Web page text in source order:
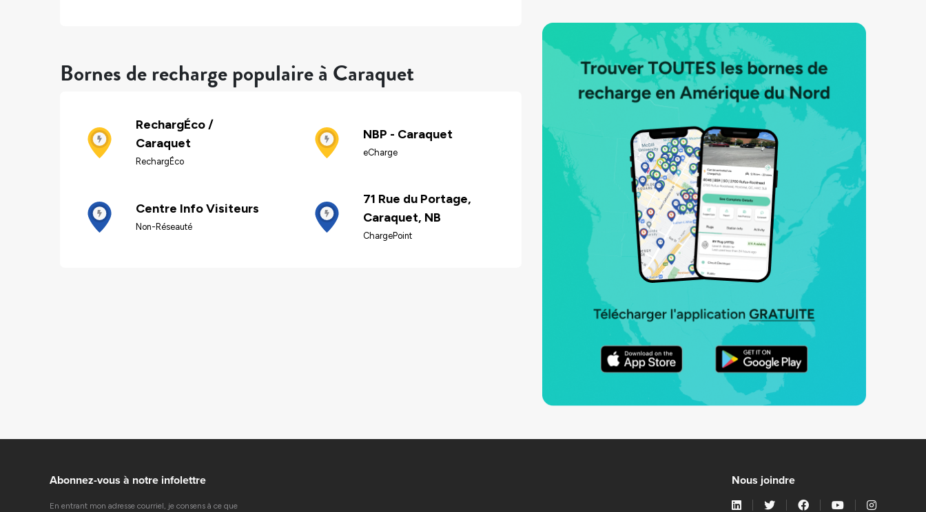
Bornes de recharge populaire à Caraquet
RechargÉco /
Caraquet
RechargÉco
NBP - Caraquet
eCharge
Centre Info Visiteurs
Non-Réseauté
71 Rue du Portage,
Caraquet, NB
ChargePoint
Abonnez-vous à notre infolettre
En entrant mon adresse courriel, je consens à ce que
Nous joindre